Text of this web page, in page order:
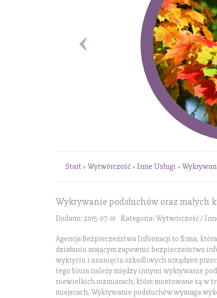
Start » Wytwórczość » Inne Usługi »
Wykrywanie podsłuchów oraz małych
Dodano: 2015-07-10 Kategoria: Wytwórczość /
Agencja Bezpieczeństwa Informacji to firma,
działaniu mającym zapewnić bezpieczeństwo
wykryciu i usunięciu szkodliwych urządzeń
tego biura należy między innymi wykrywanie
niewielkich rozmiarach, które montowane są w
miejscach. Wykrywanie podsłuchów wymaga